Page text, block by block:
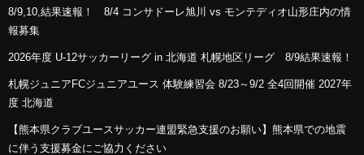
8/9,10,結果速報！ 8/4 コンサドーレ旭川 vs モンテディオ山形庄内の情
報募集
2026年度 U-12サッカーリーグ in 北海道 札幌地区リーグ 8/9結果速報！
札幌ジュニアFCジュニアユース 体験練習会 8/23～9/2 全4回開催 2027年
度 北海道
【熊本県クラブユースサッカー連盟緊急支援のお願い】熊本県での地震
に伴う支援募金にご協力ください